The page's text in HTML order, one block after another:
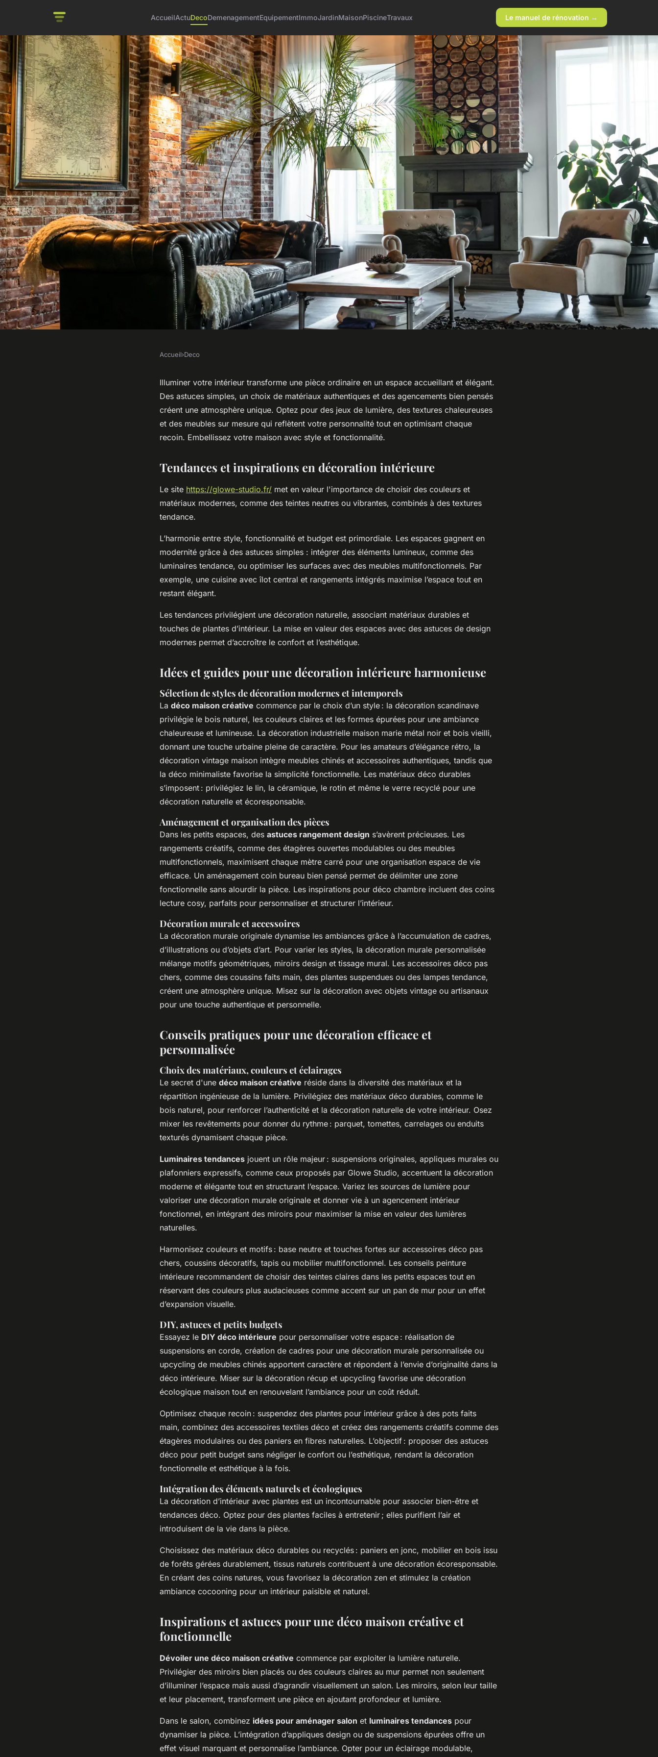
AccueilActuDecoDemenagementEquipementImmoJardinMaisonPiscineTravaux Le manuel de rénovation →
Idées déco pour la maison : illuminez
votre intérieur avec style
Accueil›Deco
Illuminer votre intérieur transforme une pièce ordinaire en un espace accueillant et élégant.
Des astuces simples, un choix de matériaux authentiques et des agencements bien pensés
créent une atmosphère unique. Optez pour des jeux de lumière, des textures chaleureuses
et des meubles sur mesure qui reflètent votre personnalité tout en optimisant chaque
recoin. Embellissez votre maison avec style et fonctionnalité.
Tendances et inspirations en décoration intérieure
Le site https://glowe-studio.fr/ met en valeur l'importance de choisir des couleurs et
matériaux modernes, comme des teintes neutres ou vibrantes, combinés à des textures
tendance.
L’harmonie entre style, fonctionnalité et budget est primordiale. Les espaces gagnent en
modernité grâce à des astuces simples : intégrer des éléments lumineux, comme des
luminaires tendance, ou optimiser les surfaces avec des meubles multifonctionnels. Par
exemple, une cuisine avec îlot central et rangements intégrés maximise l’espace tout en
restant élégant.
Les tendances privilégient une décoration naturelle, associant matériaux durables et
touches de plantes d’intérieur. La mise en valeur des espaces avec des astuces de design
modernes permet d’accroître le confort et l’esthétique.
Idées et guides pour une décoration intérieure harmonieuse
Sélection de styles de décoration modernes et intemporels
La déco maison créative commence par le choix d’un style : la décoration scandinave
privilégie le bois naturel, les couleurs claires et les formes épurées pour une ambiance
chaleureuse et lumineuse. La décoration industrielle maison marie métal noir et bois vieilli,
donnant une touche urbaine pleine de caractère. Pour les amateurs d’élégance rétro, la
décoration vintage maison intègre meubles chinés et accessoires authentiques, tandis que
la déco minimaliste favorise la simplicité fonctionnelle. Les matériaux déco durables
s’imposent : privilégiez le lin, la céramique, le rotin et même le verre recyclé pour une
décoration naturelle et écoresponsable.
Aménagement et organisation des pièces
Dans les petits espaces, des astuces rangement design s’avèrent précieuses. Les
rangements créatifs, comme des étagères ouvertes modulables ou des meubles
multifonctionnels, maximisent chaque mètre carré pour une organisation espace de vie
efficace. Un aménagement coin bureau bien pensé permet de délimiter une zone
fonctionnelle sans alourdir la pièce. Les inspirations pour déco chambre incluent des coins
lecture cosy, parfaits pour personnaliser et structurer l’intérieur.
Décoration murale et accessoires
La décoration murale originale dynamise les ambiances grâce à l’accumulation de cadres,
d’illustrations ou d’objets d’art. Pour varier les styles, la décoration murale personnalisée
mélange motifs géométriques, miroirs design et tissage mural. Les accessoires déco pas
chers, comme des coussins faits main, des plantes suspendues ou des lampes tendance,
créent une atmosphère unique. Misez sur la décoration avec objets vintage ou artisanaux
pour une touche authentique et personnelle.
Conseils pratiques pour une décoration efficace et
personnalisée
Choix des matériaux, couleurs et éclairages
Le secret d'une déco maison créative réside dans la diversité des matériaux et la
répartition ingénieuse de la lumière. Privilégiez des matériaux déco durables, comme le
bois naturel, pour renforcer l’authenticité et la décoration naturelle de votre intérieur. Osez
mixer les revêtements pour donner du rythme : parquet, tomettes, carrelages ou enduits
texturés dynamisent chaque pièce.
Luminaires tendances jouent un rôle majeur : suspensions originales, appliques murales ou
plafonniers expressifs, comme ceux proposés par Glowe Studio, accentuent la décoration
moderne et élégante tout en structurant l’espace. Variez les sources de lumière pour
valoriser une décoration murale originale et donner vie à un agencement intérieur
fonctionnel, en intégrant des miroirs pour maximiser la mise en valeur des lumières
naturelles.
Harmonisez couleurs et motifs : base neutre et touches fortes sur accessoires déco pas
chers, coussins décoratifs, tapis ou mobilier multifonctionnel. Les conseils peinture
intérieure recommandent de choisir des teintes claires dans les petits espaces tout en
réservant des couleurs plus audacieuses comme accent sur un pan de mur pour un effet
d’expansion visuelle.
DIY, astuces et petits budgets
Essayez le DIY déco intérieure pour personnaliser votre espace : réalisation de
suspensions en corde, création de cadres pour une décoration murale personnalisée ou
upcycling de meubles chinés apportent caractère et répondent à l’envie d’originalité dans la
déco intérieure. Miser sur la décoration récup et upcycling favorise une décoration
écologique maison tout en renouvelant l’ambiance pour un coût réduit.
Optimisez chaque recoin : suspendez des plantes pour intérieur grâce à des pots faits
main, combinez des accessoires textiles déco et créez des rangements créatifs comme des
étagères modulaires ou des paniers en fibres naturelles. L’objectif : proposer des astuces
déco pour petit budget sans négliger le confort ou l’esthétique, rendant la décoration
fonctionnelle et esthétique à la fois.
Intégration des éléments naturels et écologiques
La décoration d’intérieur avec plantes est un incontournable pour associer bien-être et
tendances déco. Optez pour des plantes faciles à entretenir ; elles purifient l’air et
introduisent de la vie dans la pièce.
Choisissez des matériaux déco durables ou recyclés : paniers en jonc, mobilier en bois issu
de forêts gérées durablement, tissus naturels contribuent à une décoration écoresponsable.
En créant des coins natures, vous favorisez la décoration zen et stimulez la création
ambiance cocooning pour un intérieur paisible et naturel.
Inspirations et astuces pour une déco maison créative et
fonctionnelle
Dévoiler une déco maison créative commence par exploiter la lumière naturelle.
Privilégier des miroirs bien placés ou des couleurs claires au mur permet non seulement
d’illuminer l’espace mais aussi d’agrandir visuellement un salon. Les miroirs, selon leur taille
et leur placement, transforment une pièce en ajoutant profondeur et lumière.
Dans le salon, combinez idées pour aménager salon et luminaires tendances pour
dynamiser la pièce. L’intégration d’appliques design ou de suspensions épurées offre un
effet visuel marquant et personnalise l’ambiance. Opter pour un éclairage modulable,